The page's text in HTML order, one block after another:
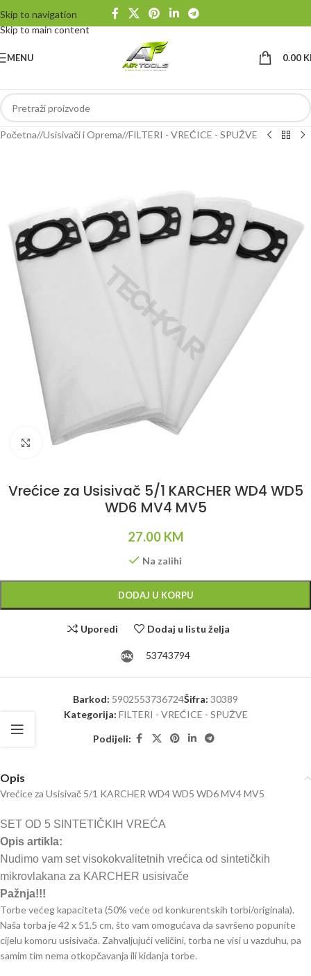
Skip to navigation
Skip to main content
MENU 0.00
Početna/ Usisivači i Oprema/ FILTERI - VREĆICE - SPUŽVE
Klikni da uvećaš
Vrećice za Usisivač 5/1 KARCHER WD4 WD5
WD6 MV4 MV5
27.00 KM
Na zalihi
DODAJ U KORPU
Uporedi Dodaj u listu želja
53743794
Barkod: 5902553736724Šifra: 30389
Kategorija: FILTERI - VREĆICE - SPUŽVE
Podijeli:
Opis
Vrećice za Usisivač 5/1 KARCHER WD4 WD5 WD6 MV4 MV5
SET OD 5 SINTETIČKIH VREĆA
Opis artikla:
Nudimo vam set visokokvalitetnih vrećica od sintetičkih
mikrovlakana za KARCHER usisivače
Pažnja!!!
Torbe većeg kapaciteta (50% veće od konkurentskih torbi/originala).
Naša torba je 42 x 51,5 cm, što vam omogućava da savršeno popunite
cijelu komoru usisivača. Zahvaljujući veličini, torba ne visi u vazduhu, pa
samim tim nema otkopčavanja ili kidanja torbe.